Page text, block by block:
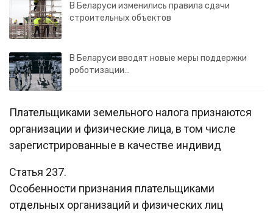
В Беларуси изменились правила сдачи
строительных объектов
В Беларуси вводят новые меры поддержки
роботизации…
Плательщиками земельного налога признаются
организации и физические лица, в том числе
зарегистрированные в качестве индивид
Статья 237.
Особенности признания плательщиками
отдельных организаций и физических лиц